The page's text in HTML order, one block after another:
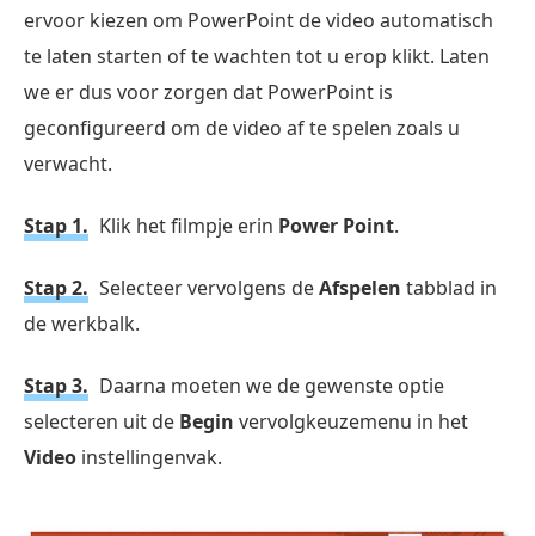
ervoor kiezen om PowerPoint de video automatisch
te laten starten of te wachten tot u erop klikt. Laten
we er dus voor zorgen dat PowerPoint is
geconfigureerd om de video af te spelen zoals u
verwacht.
Stap 1. Klik het filmpje erin Power Point.
Stap 2. Selecteer vervolgens deAfspelen tabblad in
de werkbalk.
Stap 3. Daarna moeten we de gewenste optie
selecteren uit de Begin vervolgkeuzemenu in het
Video instellingenvak.